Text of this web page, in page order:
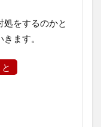
をするのかと
ます。